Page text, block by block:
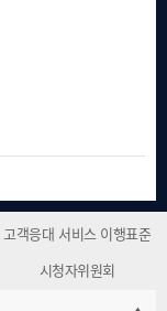
고객응대 서비스 이행표준
시청자위원회